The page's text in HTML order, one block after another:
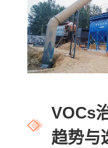
VOCs
趋势与